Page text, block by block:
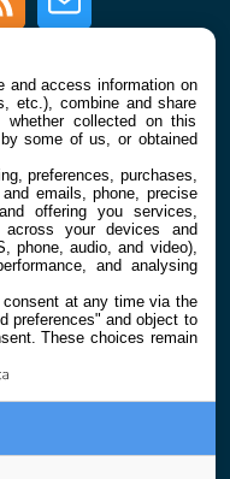
and access information on
etc.), combine and share
whether collected on this
some of us, or obtained
preferences, purchases,
emails, phone, precise
offering you services,
your devices and
phone, audio, and video),
and analysing
at any time via the
preferences" and object to
These choices remain